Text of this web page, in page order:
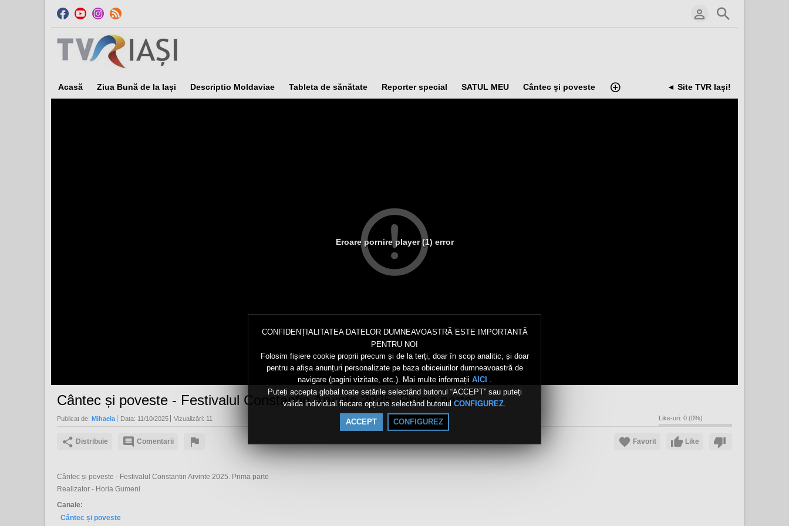
CONFIDENȚIALITATEA DATELOR DUMNEAVOASTRĂ ESTE IMPORTANTĂ
PENTRU NOI
Folosim fișiere cookie proprii precum și de la terți, doar în scop analitic, și doar
pentru a afișa anunțuri personalizate pe baza obiceiurilor dumneavoastră de
navigare (pagini vizitate, etc.). Mai multe informații AICI .
Puteți accepta global toate setările selectând butonul “ACCEPT” sau puteți
valida individual fiecare opțiune selectând butonul CONFIGUREZ
ACCEPT CONFIGUREZ
Acasă Ziua Bună de la Iași Descriptio Moldaviae Tableta de sănătate Reporter special SATUL MEU Cântec și poveste ◄ Site TVR Iași!
Eroare pornire player (1) error
Cântec și poveste - Festivalul Constantin Arvinte 2025. Prima parte
Publicat de: Mihaela Data: 11/10/2025 Vizualizări: 11 Like-uri: 0 (0%)
Distribuie Comentarii Like
Favorit
Cântec și poveste - Festivalul Constantin Arvinte 2025. Prima parte
Realizator - Horia Gumeni
Canale:
Cântec și poveste